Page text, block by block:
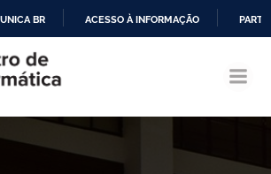
CONTEÚDO
BR ACESSO À INFORMAÇÃO